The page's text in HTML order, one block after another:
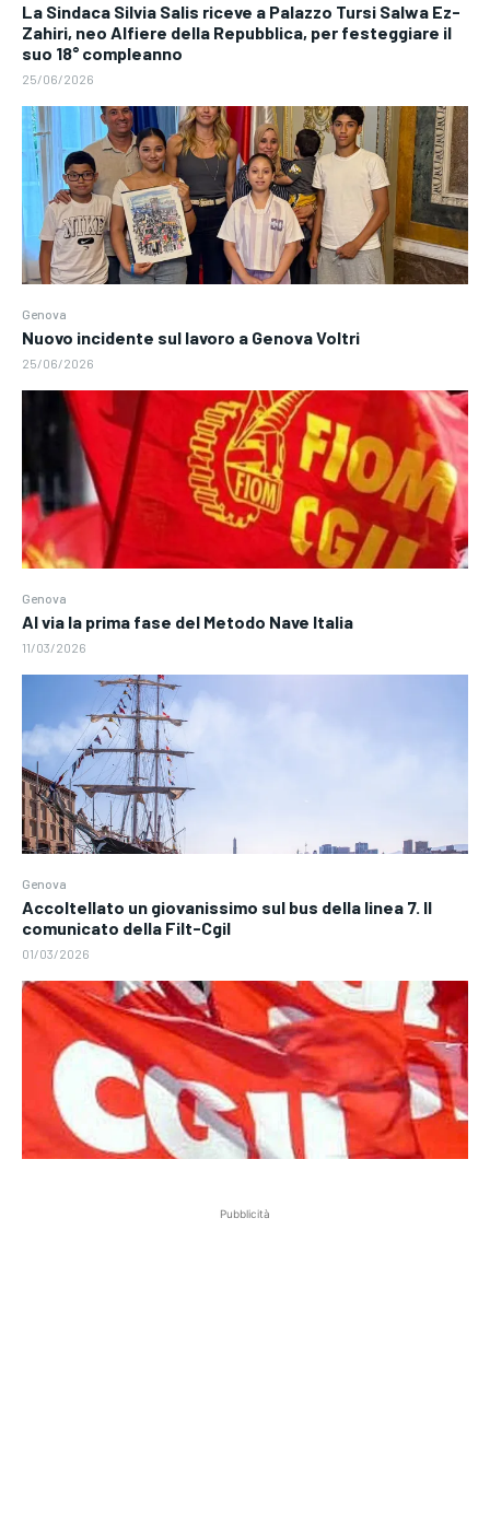
La Sindaca Silvia Salis riceve a Palazzo Tursi Salwa Ez-
Zahiri, neo Alfiere della Repubblica, per festeggiare il
suo 18° compleanno
25/06/2026
Genova
Nuovo incidente sul lavoro a Genova Voltri
25/06/2026
Genova
Al via la prima fase del Metodo Nave Italia
11/03/2026
Genova
Accoltellato un giovanissimo sul bus della linea 7. Il
comunicato della Filt-Cgil
01/03/2026
Pubblicità